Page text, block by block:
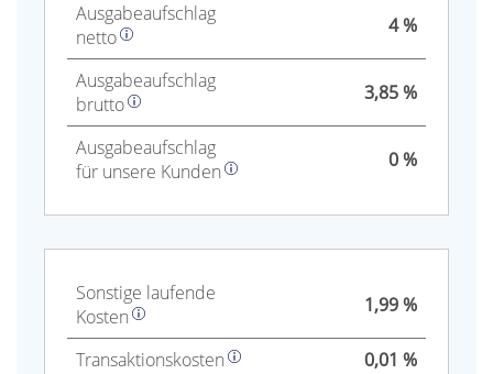
Aus­gabe­auf­schlag
netto
4 %
Aus­gabe­auf­schlag
brutto
3,85 %
Aus­gabe­auf­schlag
für unsere Kunden
0 %
Sonstige laufende
Kosten
1,99 %
Trans­aktions­kosten
0,01 %